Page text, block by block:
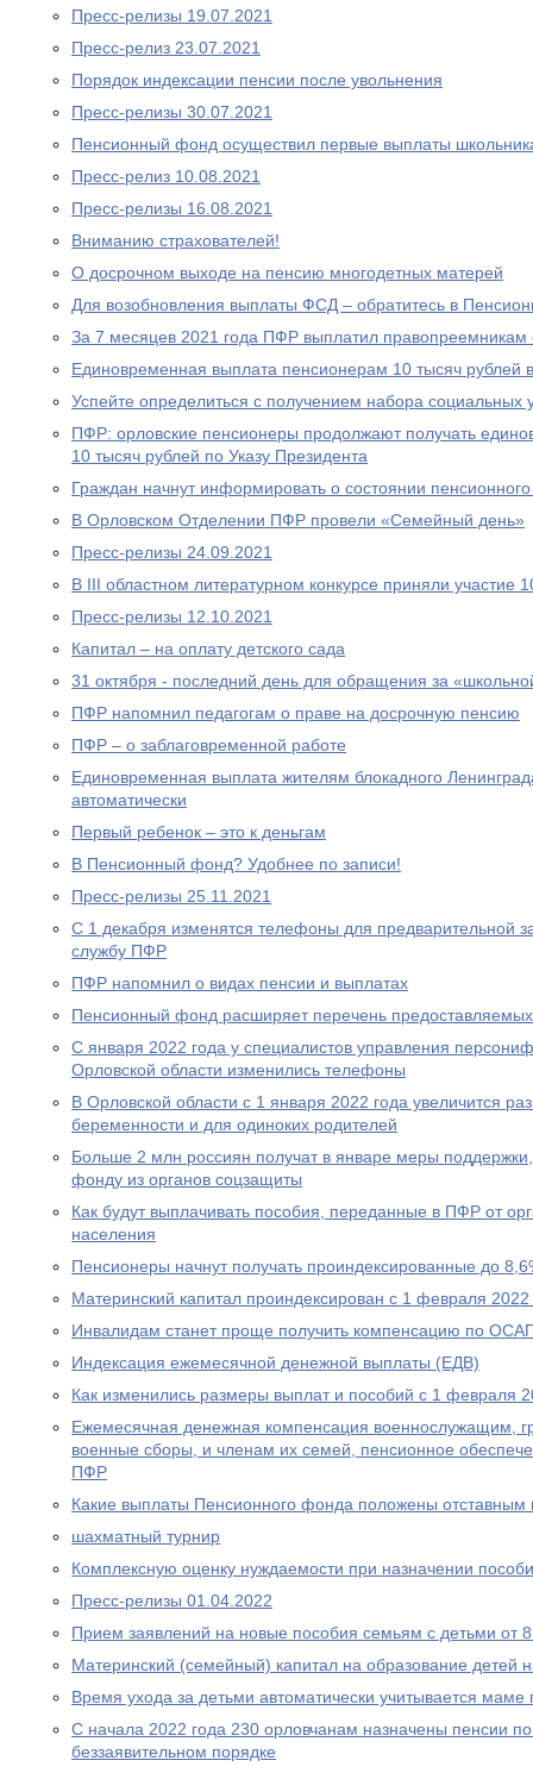
Пресс-релизы 19.07.2021
Пресс-релиз 23.07.2021
Порядок индексации пенсии после увольнения
Пресс-релизы 30.07.2021
Пенсионный фонд осуществил первые выплаты
Пресс-релиз 10.08.2021
Пресс-релизы 16.08.2021
Вниманию страхователей!
О досрочном выходе на пенсию многодетных матерей
Для возобновления выплаты ФСД – обратитесь в
За 7 месяцев 2021 года ПФР выплатил
Единовременная выплата пенсионерам 10 тысяч рублей
Успейте определиться с получением набора социальных
ПФР: орловские пенсионеры продолжают получать
10 тысяч рублей по Указу Президента
Граждан начнут информировать о состоянии
В Орловском Отделении ПФР провели «Семейный день»
Пресс-релизы 24.09.2021
В III областном литературном конкурсе приняли участие
Пресс-релизы 12.10.2021
Капитал – на оплату детского сада
31 октября - последний день для обращения за
ПФР напомнил педагогам о праве на досрочную пенсию
ПФР – о заблаговременной работе
Единовременная выплата жителям блокадного
автоматически
Первый ребенок – это к деньгам
В Пенсионный фонд? Удобнее по записи!
Пресс-релизы 25.11.2021
С 1 декабря изменятся телефоны для предварительной
службу ПФР
ПФР напомнил о видах пенсии и выплатах
Пенсионный фонд расширяет перечень
С января 2022 года у специалистов управления
Орловской области изменились телефоны
В Орловской области с 1 января 2022 года увеличится
беременности и для одиноких родителей
Больше 2 млн россиян получат в январе меры
фонду из органов соцзащиты
Как будут выплачивать пособия, переданные в ПФР от
населения
Пенсионеры начнут получать проиндексированные до
Материнский капитал проиндексирован с 1 февраля 2022
Инвалидам станет проще получить компенсацию по
Индексация ежемесячной денежной выплаты (ЕДВ)
Как изменились размеры выплат и пособий с 1 февраля
Ежемесячная денежная компенсация военнослужащим,
военные сборы, и членам их семей, пенсионное
ПФР
Какие выплаты Пенсионного фонда положены
шахматный турнир
Комплексную оценку нуждаемости при назначении
Пресс-релизы 01.04.2022
Прием заявлений на новые пособия семьям с детьми от
Материнский (семейный) капитал на образование детей
Время ухода за детьми автоматически учитывается
С начала 2022 года 230 орловчанам назначены пенсии
беззаявительном порядке